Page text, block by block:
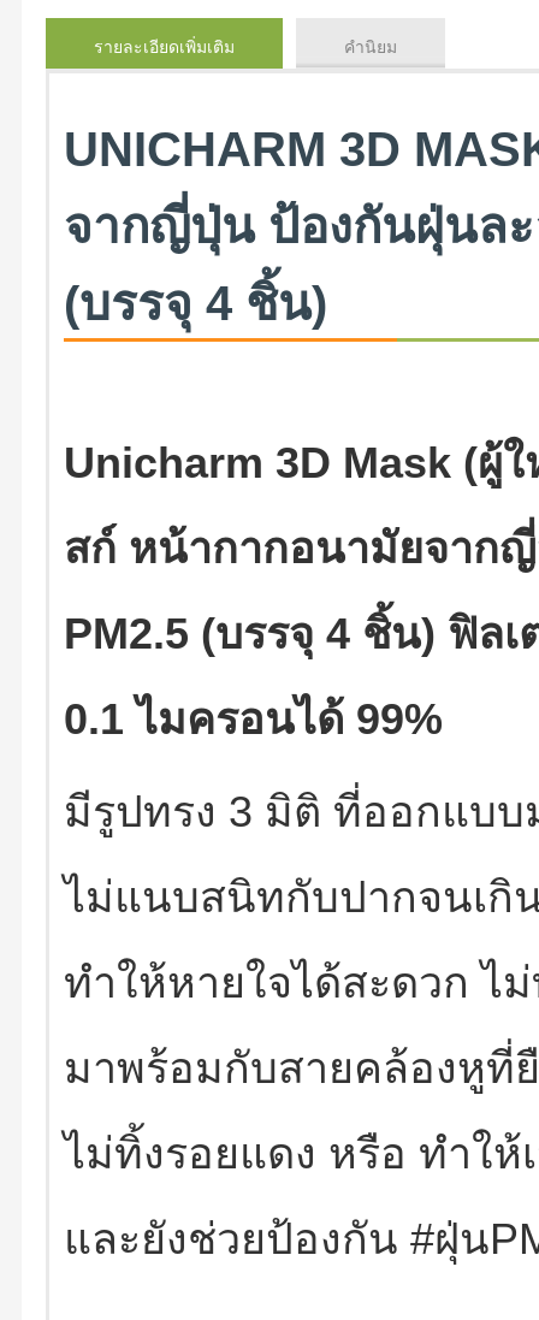
รายละเอียดเพิ่มเติม คำนิยม
UNICHARM 3D
จากญี่ปุ่น ป้องกันฝุ่นละ
(บรรจุ 4 ชิ้น)
Unicharm 3D Mask (ผู้
สก์ หน้ากากอนามัยจาก
PM2.5 (บรรจุ 4 ชิ้น) ฟิล
0.1 ไมครอนได้ 99%
มีรูปทรง 3 มิติ ที่ออกแบบ
ไม่แนบสนิทกับปากจนเกิ
ทำให้หายใจได้สะดวก ไ
มาพร้อมกับสายคล้องหูที่
ไม่ทิ้งรอยแดง หรือ ทำให้
และยังช่วยป้องกัน #ฝุ่น